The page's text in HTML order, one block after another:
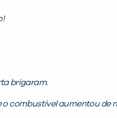
brigaram.
o combustível aumentou de